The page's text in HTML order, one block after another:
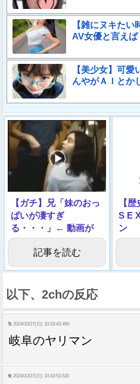
【雑にヌキた
AV女優と言えば
【美少女】可
んやがＡＩとか
【ガチ】兄「妹のおっ
ぱいが凄すぎ
る・・・」← 動画が
1000万回再生される
記事を読む
【
S E
ン
グ！
以下、2chの反応
5: 2024/10/27(日) 10:33:43.494
岐阜のヤリマン
6: 2024/10/27(日) 10:33:53.520